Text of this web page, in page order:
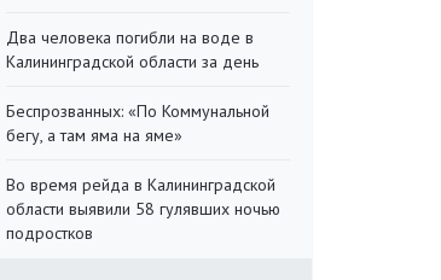
Два человека погибли на воде в
Калининградской области за день
Беспрозванных: «По Коммунальной
бегу, а там яма на яме»
Во время рейда в Калининградской
области выявили 58 гулявших ночью
подростков